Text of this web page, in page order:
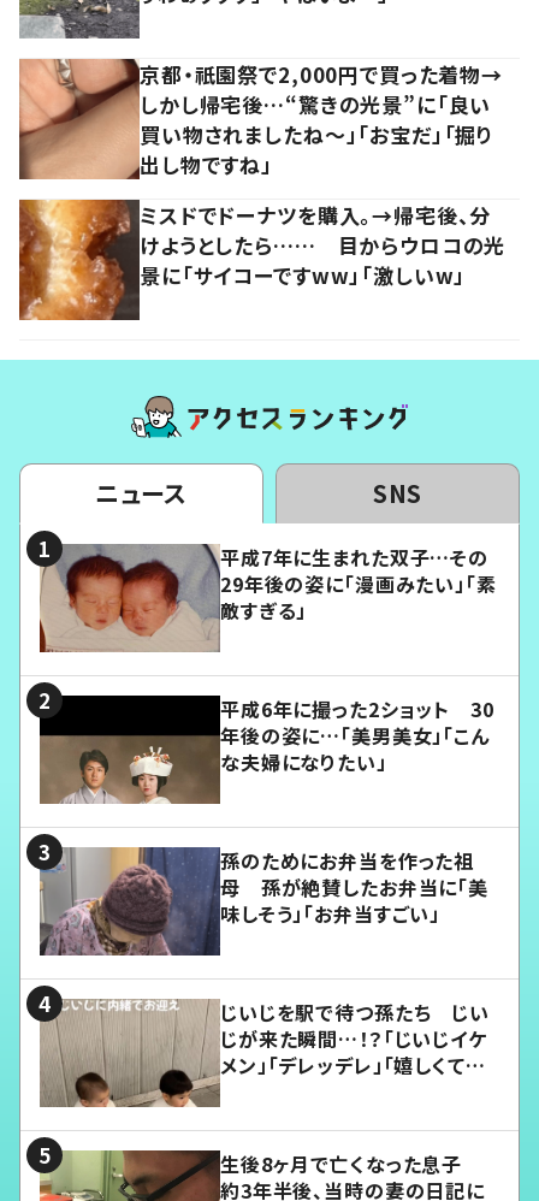
京都・祇園祭で2,000円で買った着物→
しかし帰宅後…“驚きの光景”に「良い
買い物されましたね～」「お宝だ」「掘り
出し物ですね」
ミスドでドーナツを購入。→帰宅後、分
けようとしたら…… 目からウロコの光
景に「サイコーですww」「激しいw」
ニュース SNS
平成7年に生まれた双子…その
29年後の姿に「漫画みたい」「素
敵すぎる」
平成6年に撮った2ショット 30
年後の姿に…「美男美女」「こん
な夫婦になりたい」
孫のためにお弁当を作った祖
母 孫が絶賛したお弁当に「美
味しそう」「お弁当すごい」
じいじを駅で待つ孫たち じい
じが来た瞬間…！？「じいじイケ
メン」「デレッデレ」「嬉しくて可
生後8ヶ月で亡くなった息子
約3年半後、当時の妻の日記に